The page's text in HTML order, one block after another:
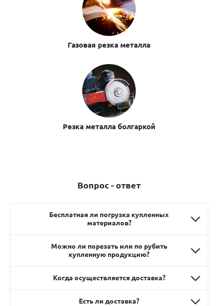
Газовая резка металла
Резка металла болгаркой
Вопрос - ответ
Бесплатная ли погрузка купленных
материалов?
Можно ли порезать или по рубить
купленную продукцию?
Когда осуществляется доставка?
Есть ли доставка?